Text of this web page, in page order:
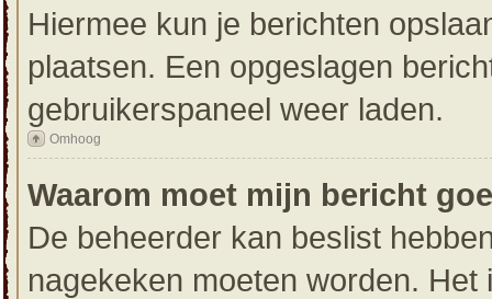
Hiermee kun je berichten
plaatsen. Een opgeslagen
gebruikerspaneel weer laden.
Omhoog
Waarom moet mijn bericht
De beheerder kan beslist
nagekeken moeten worden.